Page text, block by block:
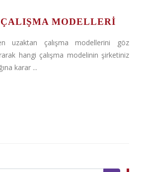
MODELLERİ
uzaktan çalışma modellerini göz
hangi çalışma modelinin şirketiniz
karar ...